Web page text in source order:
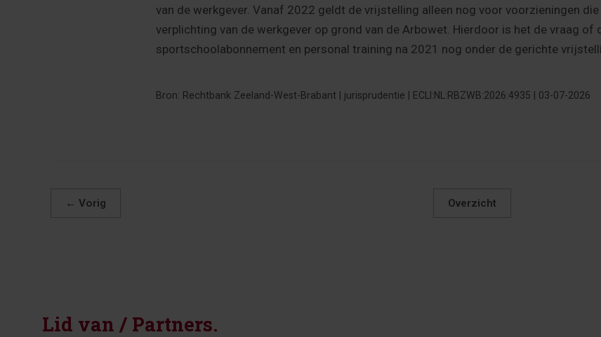
van de werkgever. Vanaf 2022 geldt de vrijstelling alleen nog voor voorzieningen
verplichting van de werkgever op grond van de Arbowet. Hierdoor is het de vraag of
sportschoolabonnement en personal training na 2021 nog onder de gerichte
Bron: Rechtbank Zeeland-West-Brabant | jurisprudentie | ECLI:NL:RBZWB:2026:4935 | 03-07-2026
← Vorig Overzicht
Lid van / Partners.